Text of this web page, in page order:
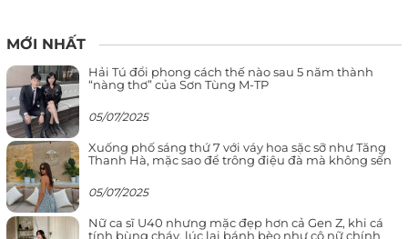
MỚI NHẤT
Hải Tú đổi phong cách thế nào sau 5 năm thành
“nàng thơ” của Sơn Tùng M-TP
05/07/2025
Xuống phố sáng thứ 7 với váy hoa sặc sỡ như Tăng
Thanh Hà, mặc sao để trông điệu đà mà không sến
05/07/2025
Nữ ca sĩ U40 nhưng mặc đẹp hơn cả Gen Z, khi cá
tính bùng cháy, lúc lại bánh bèo như cô nữ chính